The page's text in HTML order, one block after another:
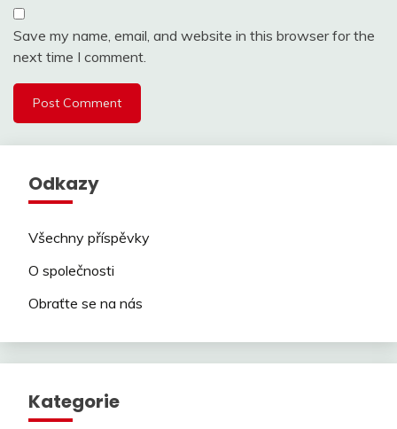
Save my name, email, and website in this browser for the
next time I comment.
Odkazy
Všechny příspěvky
O společnosti
Obraťte se na nás
Kategorie